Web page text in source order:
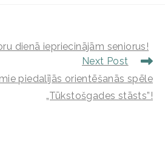
dienā iepriecinājām seniorus!
Next Post
piedalījās orientēšanās spēle
„Tūkstošgades stāsts”!